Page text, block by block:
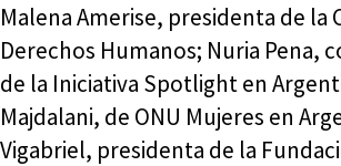
Malena Amerise, presidenta de la
Derechos Humanos; Nuria Pena,
de la Iniciativa Spotlight en
Majdalani, de ONU Mujeres en
Vigabriel, presidenta de la